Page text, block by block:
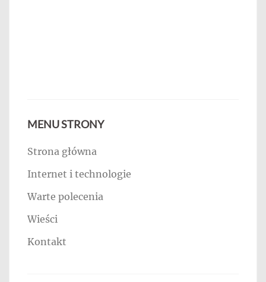
MENU STRONY
Strona główna
Internet i technologie
Warte polecenia
Wieści
Kontakt